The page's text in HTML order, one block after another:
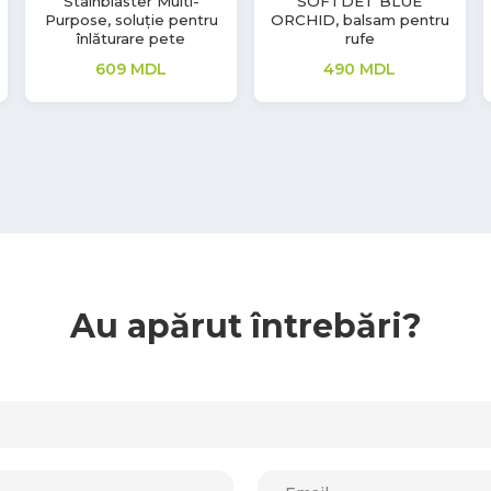
geamuri
150MDL
detergent universal
pentru textile
3,572MDL
Au apărut întrebări?